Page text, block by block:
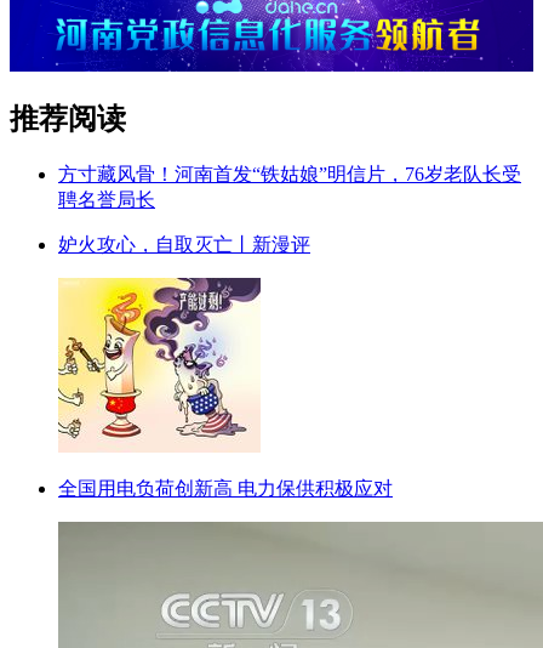
推荐阅读
方寸藏风骨！河南首发“铁姑娘”明信片，76岁老队长受
聘名誉局长
妒火攻心，自取灭亡丨新漫评
全国用电负荷创新高 电力保供积极应对